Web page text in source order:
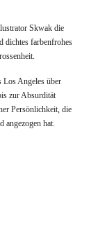
Skwak die
dichtes farbenfrohes
Los Angeles über
zur Absurdität
Persönlichkeit, die
angezogen hat.